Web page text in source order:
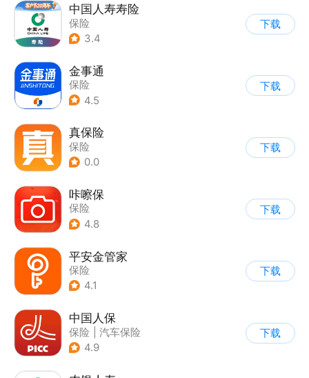
中国人寿寿险
保险
3.4
下载
金事通
保险
4.5
下载
真保险
保险
0.0
下载
咔嚓保
保险
4.8
下载
平安金管家
保险
4.1
下载
中国人保
保险
汽车保险
4.9
下载